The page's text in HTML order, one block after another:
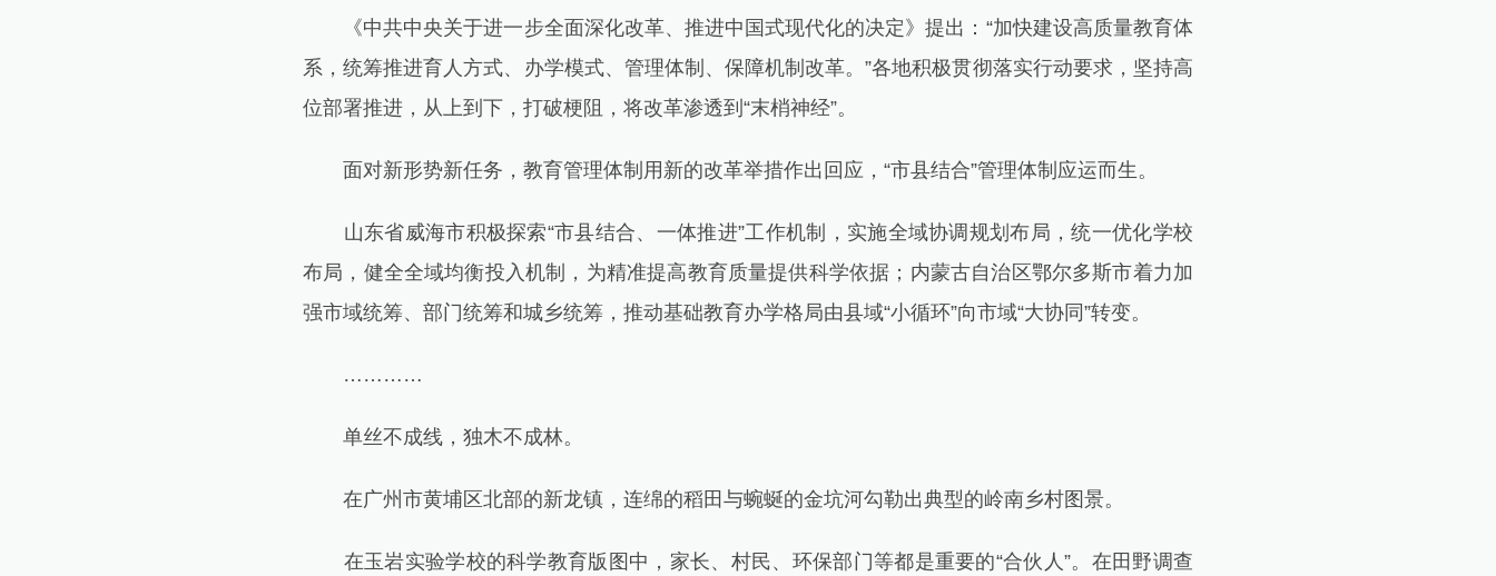
《中共中央关于进一步全面深化改革、推进中国式现代化的决定》提出：“加快建设高质量教育体
系，统筹推进育人方式、办学模式、管理体制、保障机制改革。”各地积极贯彻落实行动要求，坚持高
位部署推进，从上到下，打破梗阻，将改革渗透到“末梢神经”。
面对新形势新任务，教育管理体制用新的改革举措作出回应，“市县结合”管理体制应运而生。
山东省威海市积极探索“市县结合、一体推进”工作机制，实施全域协调规划布局，统一优化学校
布局，健全全域均衡投入机制，为精准提高教育质量提供科学依据；内蒙古自治区鄂尔多斯市着力加
强市域统筹、部门统筹和城乡统筹，推动基础教育办学格局由县域“小循环”向市域“大协同”转变。
…………
单丝不成线，独木不成林。
在广州市黄埔区北部的新龙镇，连绵的稻田与蜿蜒的金坑河勾勒出典型的岭南乡村图景。
在玉岩实验学校的科学教育版图中，家长、村民、环保部门等都是重要的“合伙人”。在田野调查